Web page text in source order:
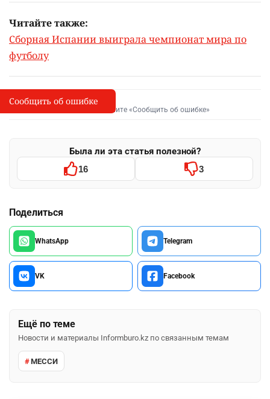
Читайте также:
Сборная Испании выиграла чемпионат мира по
футболу
I
Сообщить об опечатке
Выделите фрагмент и нажмите «Сообщить об ошибке»
Была ли эта статья полезной?
16 3
Поделиться
WhatsApp Telegram
VK Facebook
Ещё по теме
Новости и материалы Informburo.kz по связанным темам
МЕССИ
Сообщить об ошибке